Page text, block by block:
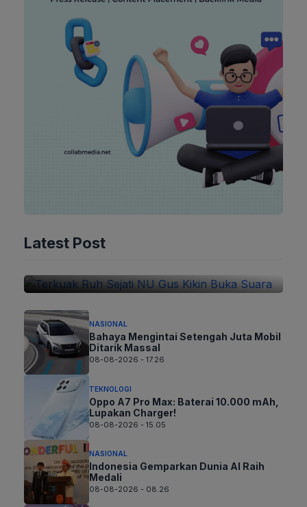
Latest Post
Buka Suara
NASIONAL
Bahaya Mengintai Setengah Juta Mobil
Ditarik Massal
08-08-2026 - 17.26
TEKNOLOGI
Oppo A7 Pro Max: Baterai 10.000 mAh,
Lupakan Charger!
08-08-2026 - 15.05
NASIONAL
Indonesia Gemparkan Dunia AI Raih
Medali
08-08-2026 - 08.26